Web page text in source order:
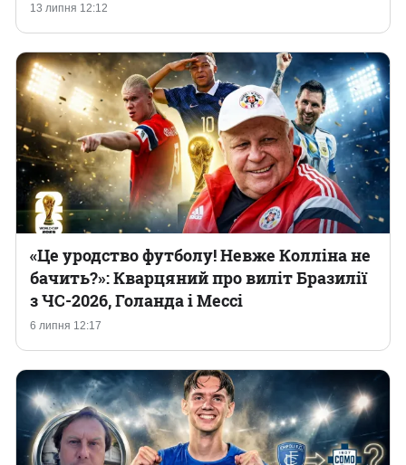
13 липня 12:12
6 липня 12:17
«Це уродство футболу! Невже Колліна не
бачить?»: Кварцяний про виліт Бразилії
з ЧС-2026, Голанда і Мессі